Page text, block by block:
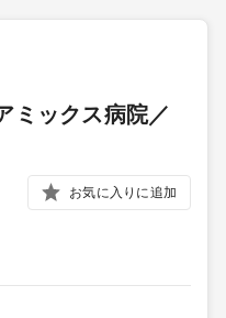
ミックス病院／
お気に入りに追加